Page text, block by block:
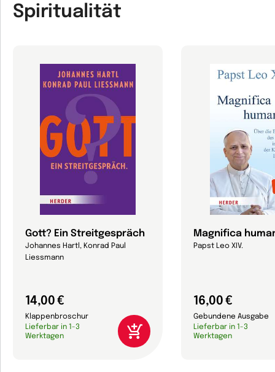
Spiritualität
Gott? Ein Streitgespräch
Johannes Hartl, Konrad Paul
Liessmann
14,00 €
Klappenbroschur
Lieferbar in 1-3
Werktagen
Magnifica
Papst Leo XIV.
16,00 €
Gebundene Ausgabe
Lieferbar in 1-3
Werktagen